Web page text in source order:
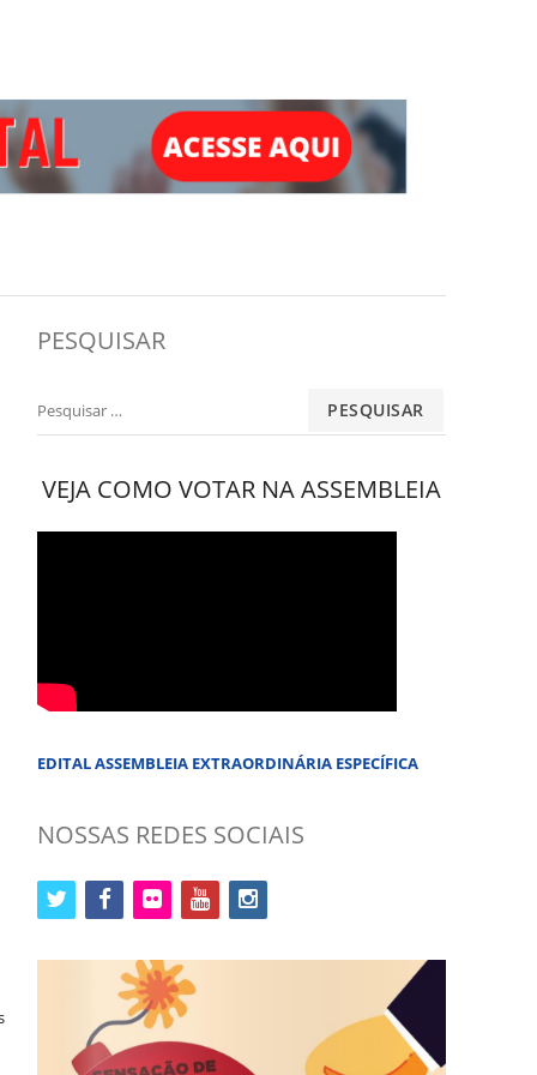
PESQUISAR
Pesquisar
VEJA COMO VOTAR NA ASSEMBLEIA
EDITAL ASSEMBLEIA EXTRAORDINÁRIA ESPECÍFICA
NOSSAS REDES SOCIAIS
twitterfacebook flickr youtube